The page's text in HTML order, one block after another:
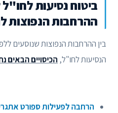
ביטוח נסיעות
ההרחבות הנפוצות
בין ההרחבות הנפוצות שנוסעים
הנסיעות לחו"ל, הכיסויים הבאים
הרחבה לפעילות ספורט